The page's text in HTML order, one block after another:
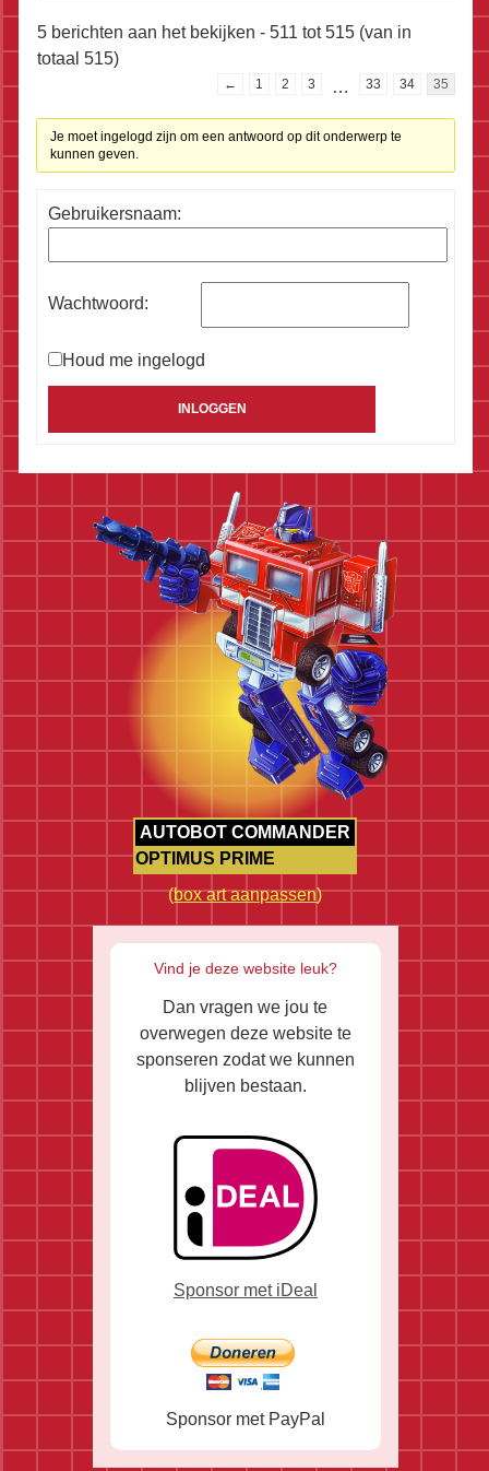
5 berichten aan het bekijken - 511 tot 515 (van in
totaal 515)
← 1 2 3 … 33 34 35
Je moet ingelogd zijn om een antwoord op dit onderwerp te
kunnen geven.
Gebruikersnaam:
Wachtwoord:
Houd me ingelogd
Alternative:
INLOGGEN
AUTOBOT COMMANDER
OPTIMUS PRIME
(box art aanpassen)
Vind je deze website leuk?
Dan vragen we jou te
overwegen deze website te
sponseren zodat we kunnen
blijven bestaan.
Sponsor met iDeal
Sponsor met PayPal